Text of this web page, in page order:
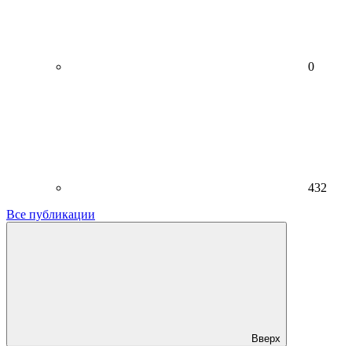
0
432
Все публикации
Вверх